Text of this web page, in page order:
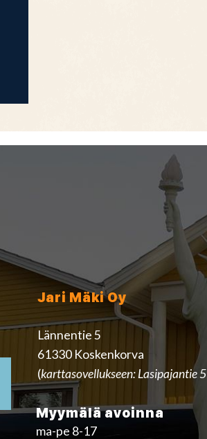
Jari Mäki Oy
Lännentie 5
61330 Koskenkorva
(karttasovellukseen: Lasipajantie 5
Myymälä avoinna
ma-pe 8-17